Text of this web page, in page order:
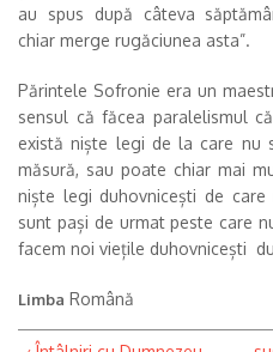
au spus după câteva
chiar merge rugăciunea asta”.
Părintele Sofronie era un
sensul că făcea paralelismul
există niște legi de la care nu
măsură, sau poate chiar mai
niște legi duhovnicești de
sunt pași de urmat peste care
facem noi viețile duhovnicești
Limba Română